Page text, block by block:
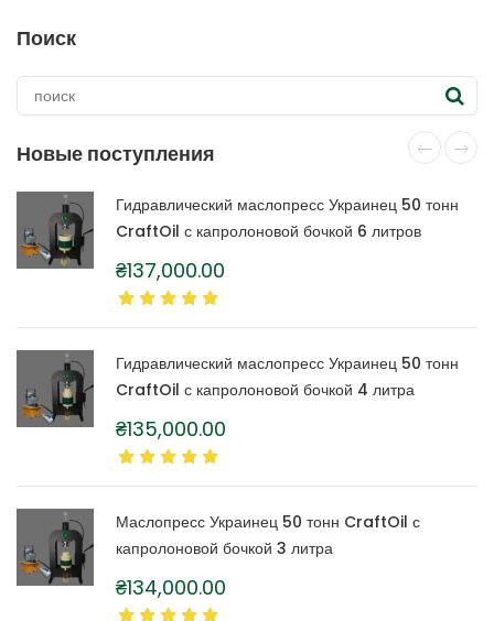
несколько
вариаций.
Опции
можно
выбрать
на
странице
товара.
Поиск
Новые поступления
Гидравлический маслопресс Украинец 50 тонн
CraftOil с капролоновой бочкой 6 литров
₴137,000.00
Гидравлический маслопресс Украинец 50 тонн
CraftOil с капролоновой бочкой 4 литра
₴135,000.00
Маслопресс Украинец 50 тонн CraftOil с
капролоновой бочкой 3 литра
₴134,000.00